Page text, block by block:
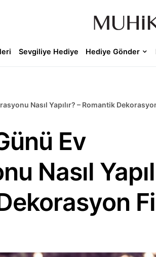
Sevgiliye Hediye Hediye Gönder
Nasıl Yapılır? – Romantik
Ev
Nasıl